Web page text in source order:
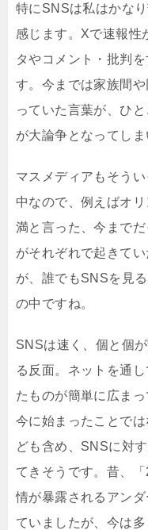
特にSNSは私はかな
感じます。Xで速報性
タやコメント・批判
す。今までは家族間
っていた言葉が、ひ
が大論争となってしま
マスメディアもそう
中なので、例えばオ
満と言った、今まで
がそれぞれで起きて
が、誰でもSNSを見
の中ですね。
SNSは速く、個と個
る反面。ネットを通
たものが簡単に広ま
今に始まったことで
ども含め、SNSに対
てきそうです。昔、
情が暴露されるアン
ていましたが、今は